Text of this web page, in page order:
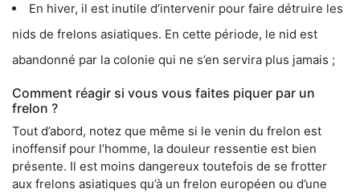
En hiver, il est inutile d’intervenir pour faire détruire les
nids de frelons asiatiques. En cette période, le nid est
abandonné par la colonie qui ne s’en servira plus jamais ;
Comment réagir si vous vous faites piquer par un
frelon ?
Tout d’abord, notez que même si le venin du frelon est
inoffensif pour l’homme, la douleur ressentie est bien
présente. Il est moins dangereux toutefois de se frotter
aux frelons asiatiques qu’à un frelon européen ou d’une